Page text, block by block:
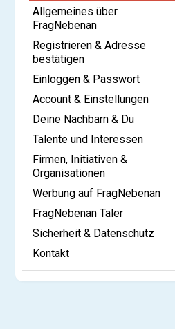
Allgemeines über
FragNebenan
Registrieren & Adresse
bestätigen
Einloggen & Passwort
Account & Einstellungen
Deine Nachbarn & Du
Talente und Interessen
Firmen, Initiativen &
Organisationen
Werbung auf FragNebenan
FragNebenan Taler
Sicherheit & Datenschutz
Kontakt